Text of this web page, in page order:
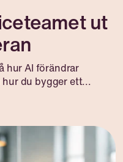
ut
hur AI förändrar
du bygger ett...